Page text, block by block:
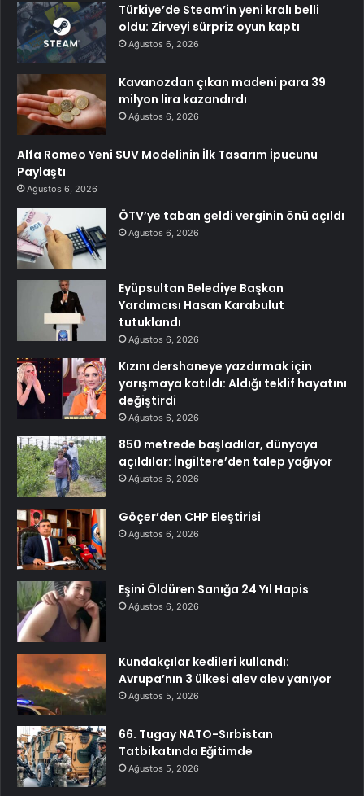
Türkiye’de Steam’in yeni kralı belli
oldu: Zirveyi sürpriz oyun kaptı
Ağustos 6, 2026
Kavanozdan çıkan madeni para 39
milyon lira kazandırdı
Ağustos 6, 2026
Alfa Romeo Yeni SUV Modelinin İlk Tasarım İpucunu
Paylaştı
Ağustos 6, 2026
ÖTV’ye taban geldi verginin önü açıldı
Ağustos 6, 2026
Eyüpsultan Belediye Başkan
Yardımcısı Hasan Karabulut
tutuklandı
Ağustos 6, 2026
Kızını dershaneye yazdırmak için
yarışmaya katıldı: Aldığı teklif hayatını
değiştirdi
Ağustos 6, 2026
850 metrede başladılar, dünyaya
açıldılar: İngiltere’den talep yağıyor
Ağustos 6, 2026
Göçer’den CHP Eleştirisi
Ağustos 6, 2026
Eşini Öldüren Sanığa 24 Yıl Hapis
Ağustos 6, 2026
Kundakçılar kedileri kullandı:
Avrupa’nın 3 ülkesi alev alev yanıyor
Ağustos 5, 2026
66. Tugay NATO-Sırbistan
Tatbikatında Eğitimde
Ağustos 5, 2026